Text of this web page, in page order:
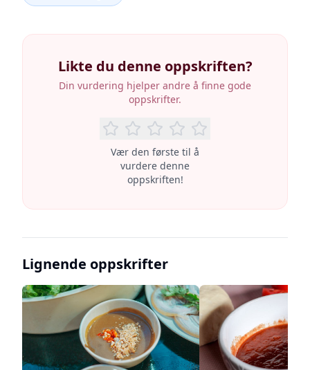
Likte du denne oppskriften?
Din vurdering hjelper andre å finne gode
oppskrifter.
Vær den første til å
vurdere denne
oppskriften!
Lignende oppskrifter